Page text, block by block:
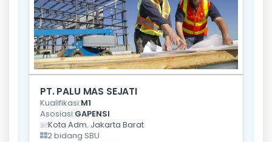
PT. PALU MAS SEJATI
Kualifikasi:M1
Asosiasi:GAPENSI
Kota Adm. Jakarta Barat
2 bidang SBU